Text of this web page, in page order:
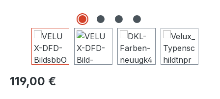
Regulärer Preis:
119,00 €